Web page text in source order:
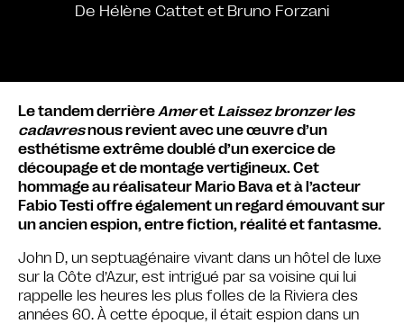
De Hélène Cattet et Bruno Forzani
Le tandem derrièreAmeret Laissez bronzer les
cadavresnous revient avec une œuvre d’un
esthétisme extrême doublé d’un exercice de
découpage et de montage vertigineux. Cet
hommage au réalisateur Mario Bava et à l’acteur
Fabio Testi offre également un regard émouvant sur
un ancien espion, entre fiction, réalité et fantasme.
John D, un septuagénaire vivant dans un hôtel de luxe
sur la Côte d’Azur, est intrigué par sa voisine qui lui
rappelle les heures les plus folles de la Riviera des
années 60. À cette époque, il était espion dans un